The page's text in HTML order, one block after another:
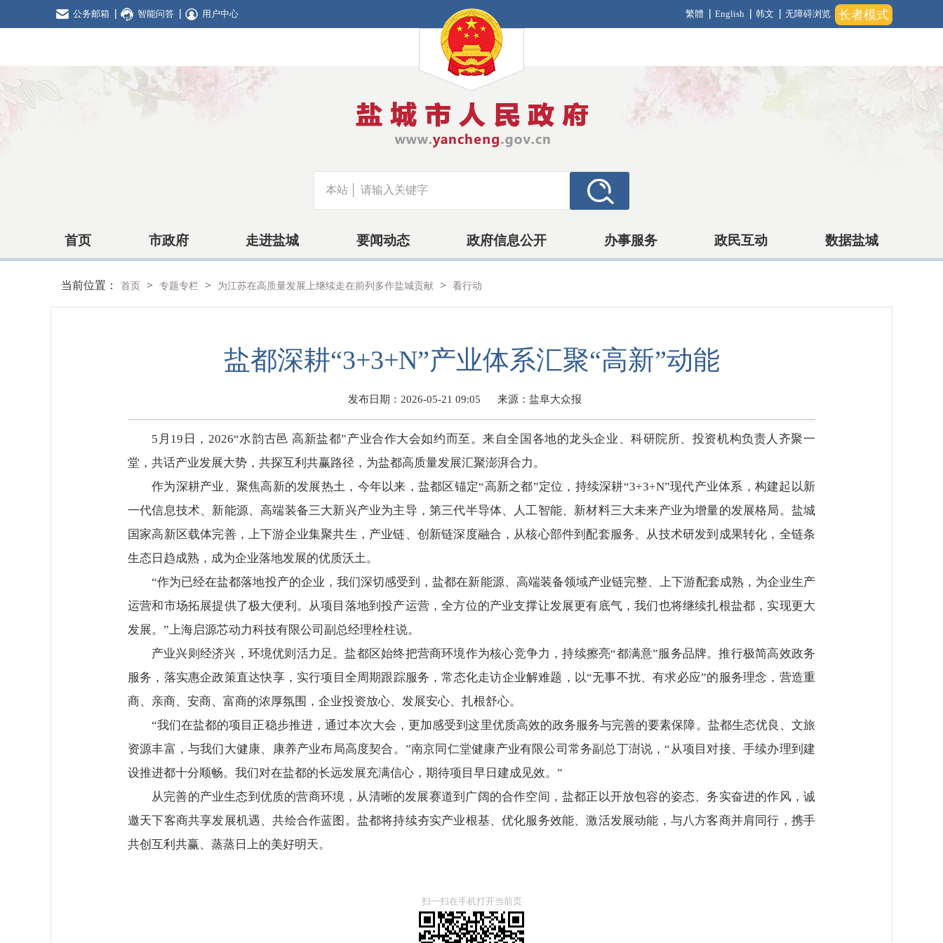
长者模式
公务邮箱 智能问答 用户中心 繁體 English 韩文 无障碍浏览
本站
首页 市政府 走进盐城 要闻动态 政府信息公开 办事服务 政民互动 数据盐城
当前位置： 首页 > 专题专栏 > 为江苏在高质量发展上继续走在前列多作盐城贡献 > 看行动
盐都深耕“3+3+N”产业体系汇聚“高新”动能
发布日期：2026-05-21 09:05 来源：盐阜大众报
5月19日，2026“水韵古邑 高新盐都”产业合作大会如约而至。来自全国各地的龙头企业、科研院所、投资机构负责人齐聚一
堂，共话产业发展大势，共探互利共赢路径，为盐都高质量发展汇聚澎湃合力。
作为深耕产业、聚焦高新的发展热土，今年以来，盐都区锚定“高新之都”定位，持续深耕“3+3+N”现代产业体系，构建起以新
一代信息技术、新能源、高端装备三大新兴产业为主导，第三代半导体、人工智能、新材料三大未来产业为增量的发展格局。盐城
国家高新区载体完善，上下游企业集聚共生，产业链、创新链深度融合，从核心部件到配套服务、从技术研发到成果转化，全链条
生态日趋成熟，成为企业落地发展的优质沃土。
“作为已经在盐都落地投产的企业，我们深切感受到，盐都在新能源、高端装备领域产业链完整、上下游配套成熟，为企业生产
运营和市场拓展提供了极大便利。从项目落地到投产运营，全方位的产业支撑让发展更有底气，我们也将继续扎根盐都，实现更大
发展。”上海启源芯动力科技有限公司副总经理栓柱说。
产业兴则经济兴，环境优则活力足。盐都区始终把营商环境作为核心竞争力，持续擦亮“都满意”服务品牌。推行极简高效政务
服务，落实惠企政策直达快享，实行项目全周期跟踪服务，常态化走访企业解难题，以“无事不扰、有求必应”的服务理念，营造重
商、亲商、安商、富商的浓厚氛围，企业投资放心、发展安心、扎根舒心。
“我们在盐都的项目正稳步推进，通过本次大会，更加感受到这里优质高效的政务服务与完善的要素保障。盐都生态优良、文旅
资源丰富，与我们大健康、康养产业布局高度契合。”南京同仁堂健康产业有限公司常务副总丁澍说，“从项目对接、手续办理到建
设推进都十分顺畅。我们对在盐都的长远发展充满信心，期待项目早日建成见效。”
从完善的产业生态到优质的营商环境，从清晰的发展赛道到广阔的合作空间，盐都正以开放包容的姿态、务实奋进的作风，诚
邀天下客商共享发展机遇、共绘合作蓝图。盐都将持续夯实产业根基、优化服务效能、激活发展动能，与八方客商并肩同行，携手
共创互利共赢、蒸蒸日上的美好明天。
扫一扫在手机打开当前页